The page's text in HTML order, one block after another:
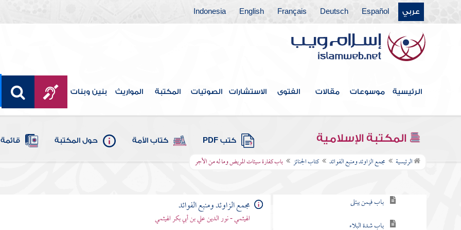
عربي Español
Deutsch
Français
English
Indonesia
الرئيسية موسوعات مقالات الفتوى الاستشارات الصوتيات المكتبة المواريث بنين وبنات
المكتبة الإسلامية كتب PDF كتاب الأمة حول المكتبة
الرئيسية مجمع الزاوئد ومنبع الفوائد كتاب الجنائز باب كفارة سيئات المريض وما له من الأجر
فهرس الكتاب
خطبة الكتاب
كتاب الإيمان
كتاب العلم
كتاب الصلاة
أبواب العيدين
كتاب الجنائز
باب فيمن يبتلى
باب شدة البلاء
مجمع الزاوئد ومنبع الفوائد
الهيثمي - نور الدين علي بن أبي بكر الهيثمي